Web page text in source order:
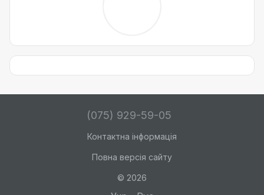
(075) 929-59-05
Контактна інформація
Повна версія сайту
© 2026